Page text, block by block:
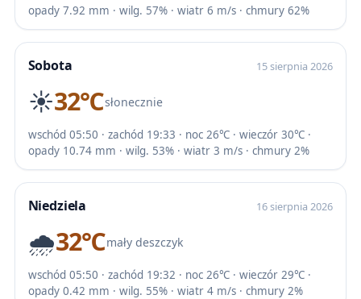
opady 7.92 mm · wilg. 57% · wiatr 6 m/s · chmury 62%
Sobota 15 sierpnia 2026
☀️32℃słonecznie
wschód 05:50 · zachód 19:33 · noc 26℃ · wieczór 30℃ ·
opady 10.74 mm · wilg. 53% · wiatr 3 m/s · chmury 2%
Niedziela 16 sierpnia 2026
🌧️32℃mały deszczyk
wschód 05:50 · zachód 19:32 · noc 26℃ · wieczór 29℃ ·
opady 0.42 mm · wilg. 55% · wiatr 4 m/s · chmury 2%